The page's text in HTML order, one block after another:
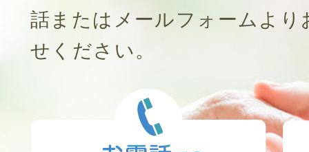
話またはメールフォームより
せください。